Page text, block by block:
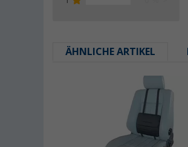
ÄHNLICHE ARTIKEL